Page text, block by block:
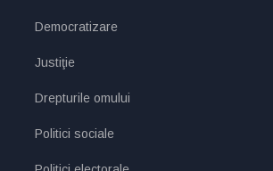
Democratizare
Justiţie
Drepturile omului
Politici sociale